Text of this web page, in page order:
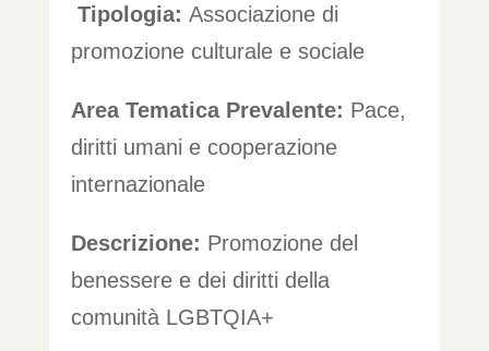
Tipologia: Associazione di
promozione culturale e sociale
Area Tematica Prevalente: Pace,
diritti umani e cooperazione
internazionale
Descrizione: Promozione del
benessere e dei diritti della
comunità LGBTQIA+